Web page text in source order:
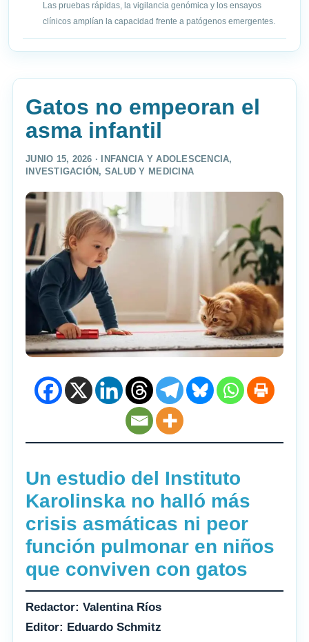
Las pruebas rápidas, la vigilancia genómica y los ensayos
clínicos amplían la capacidad frente a patógenos emergentes.
Gatos no empeoran el
asma infantil
JUNIO 15, 2026 · INFANCIA Y ADOLESCENCIA,
INVESTIGACIÓN , SALUD Y MEDICINA
Un estudio del Instituto
Karolinska no halló más
crisis asmáticas ni peor
función pulmonar en niños
que conviven con gatos
Redactor: Valentina Ríos
Editor: Eduardo Schmitz